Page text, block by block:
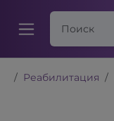
Реабилитация